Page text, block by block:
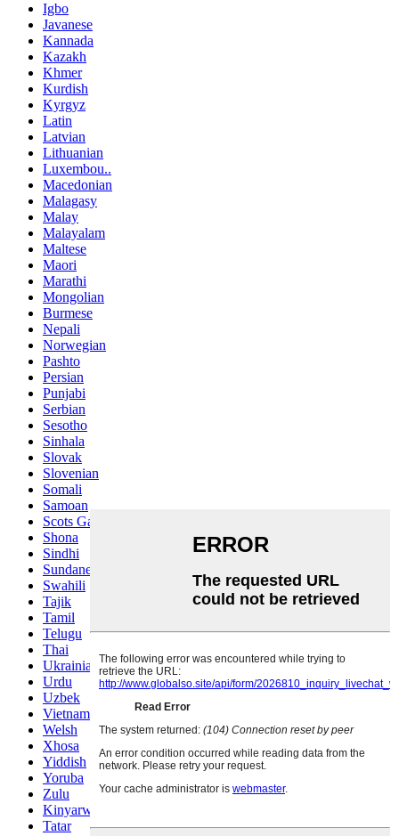
Igbo
Javanese
Kannada
Kazakh
Khmer
Kurdish
Kyrgyz
Latin
Latvian
Lithuanian
Luxembou..
Macedonian
Malagasy
Malay
Malayalam
Maltese
Maori
Marathi
Mongolian
Burmese
Nepali
Norwegian
Pashto
Persian
Punjabi
Serbian
Sesotho
Sinhala
Slovak
Slovenian
Somali
Samoan
Scots Gaelic
Shona
Sindhi
Sundanese
Swahili
Tajik
Tamil
Telugu
Thai
Ukrainian
Urdu
Uzbek
Vietnamese
Welsh
Xhosa
Yiddish
Yoruba
Zulu
Kinyarwanda
Tatar